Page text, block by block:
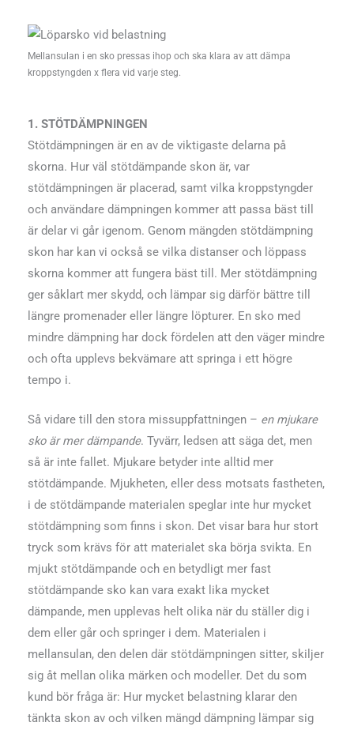
Mellansulan i en sko pressas ihop och ska klara av att dämpa
kroppstyngden x flera vid varje steg.
1. STÖTDÄMPNINGEN
Stötdämpningen är en av de viktigaste delarna på
skorna. Hur väl stötdämpande skon är, var
stötdämpningen är placerad, samt vilka kroppstyngder
och användare dämpningen kommer att passa bäst till
är delar vi går igenom. Genom mängden stötdämpning
skon har kan vi också se vilka distanser och löppass
skorna kommer att fungera bäst till. Mer stötdämpning
ger såklart mer skydd, och lämpar sig därför bättre till
längre promenader eller längre löpturer. En sko med
mindre dämpning har dock fördelen att den väger mindre
och ofta upplevs bekvämare att springa i ett högre
tempo i.
Så vidare till den stora missuppfattningen – en mjukare
sko är mer dämpande. Tyvärr, ledsen att säga det, men
så är inte fallet. Mjukare betyder inte alltid mer
stötdämpande. Mjukheten, eller dess motsats fastheten,
i de stötdämpande materialen speglar inte hur mycket
stötdämpning som finns i skon. Det visar bara hur stort
tryck som krävs för att materialet ska börja svikta. En
mjukt stötdämpande och en betydligt mer fast
stötdämpande sko kan vara exakt lika mycket
dämpande, men upplevas helt olika när du ställer dig i
dem eller går och springer i dem. Materialen i
mellansulan, den delen där stötdämpningen sitter, skiljer
sig åt mellan olika märken och modeller. Det du som
kund bör fråga är: Hur mycket belastning klarar den
tänkta skon av och vilken mängd dämpning lämpar sig